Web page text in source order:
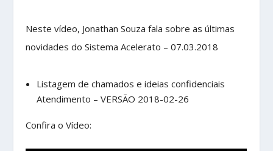
Neste vídeo, Jonathan Souza fala sobre as últimas
novidades do Sistema Acelerato – 07.03.2018
Listagem de chamados e ideias confidenciais
Atendimento – VERSÃO 2018-02-26
Confira o Vídeo: